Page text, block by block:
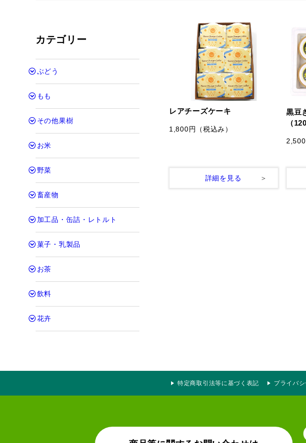
レアチーズケーキ
1,800円 （税込み）
詳細を見る
黒豆
（
カテゴリー
ぶどう
もも
その他果樹
お米
野菜
畜産物
加工品・缶詰・レトルト
菓子・乳製品
お茶
飲料
花卉
特定商取引法等に基づく表記 プライバ